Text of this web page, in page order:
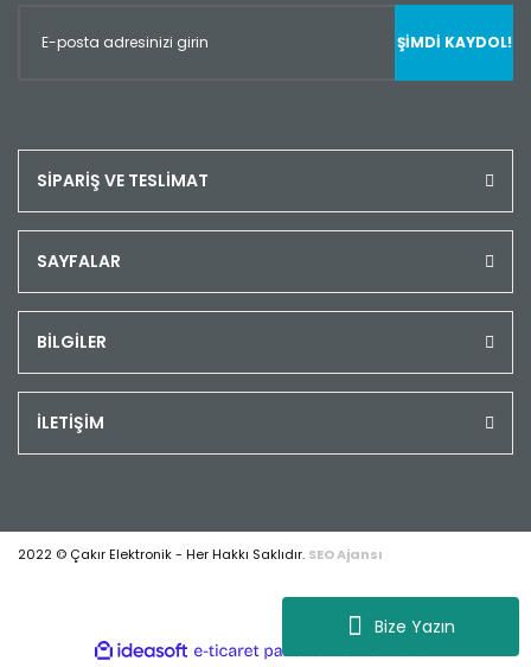
Bize Yazın
ŞİMDİ KAYDOL!
SİPARİŞ VE TESLİMAT
SAYFALAR
BİLGİLER
İLETİŞİM
2022 © Çakır Elektronik - Her Hakkı Saklıdır. SEO Ajansı
ideasoft